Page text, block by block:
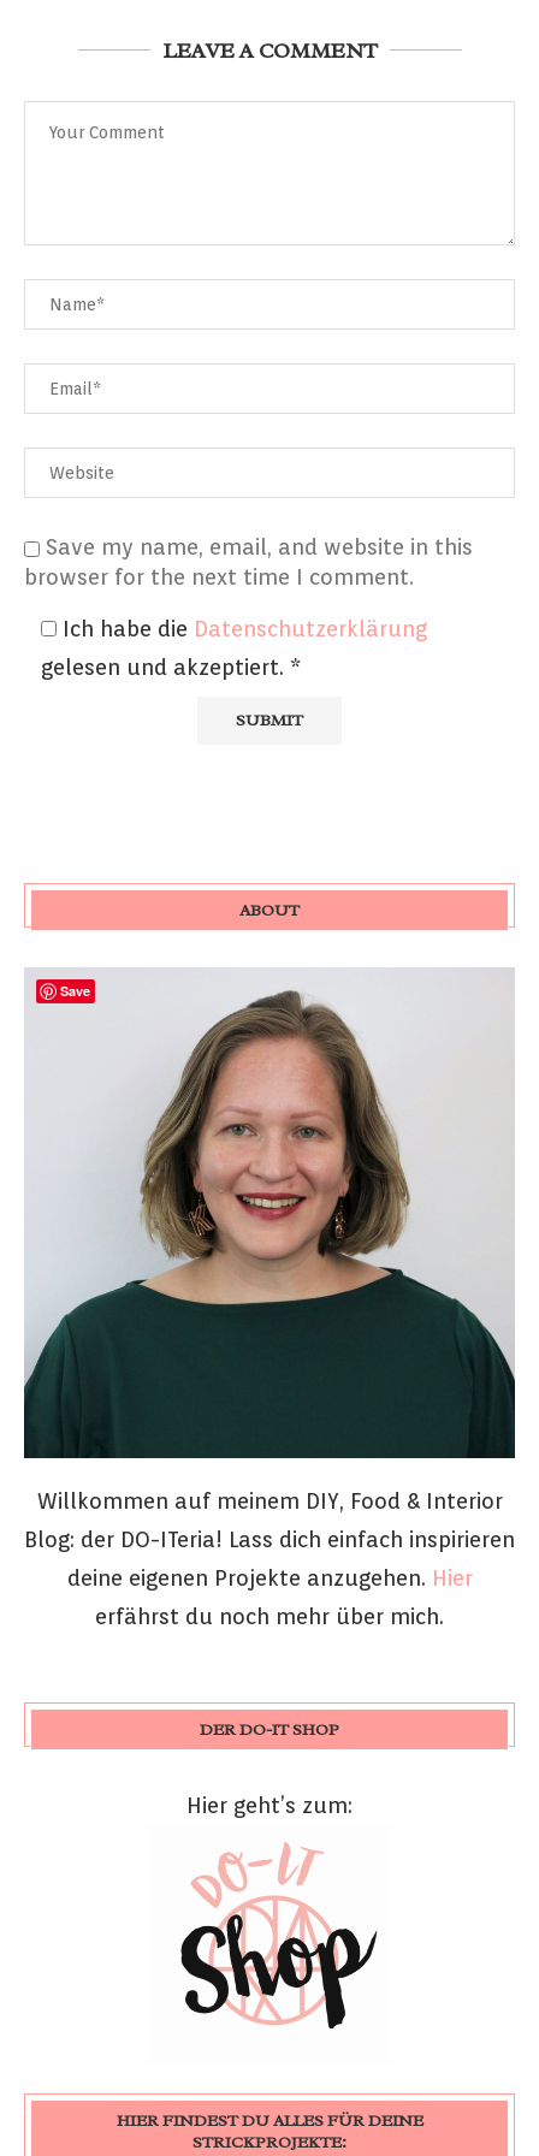
LEAVE A COMMENT
Save my name, email, and website in this
browser for the next time I comment.
Ich habe die Datenschutzerklärung
gelesen und akzeptiert. *
ABOUT
Willkommen auf meinem DIY, Food & Interior
Blog: der DO-ITeria! Lass dich einfach inspirieren
deine eigenen Projekte anzugehen. Hier
erfährst du noch mehr über mich.
DER DO-IT SHOP
Hier geht’s zum:
HIER FINDEST DU ALLES FÜR DEINE
STRICKPROJEKTE:
Save